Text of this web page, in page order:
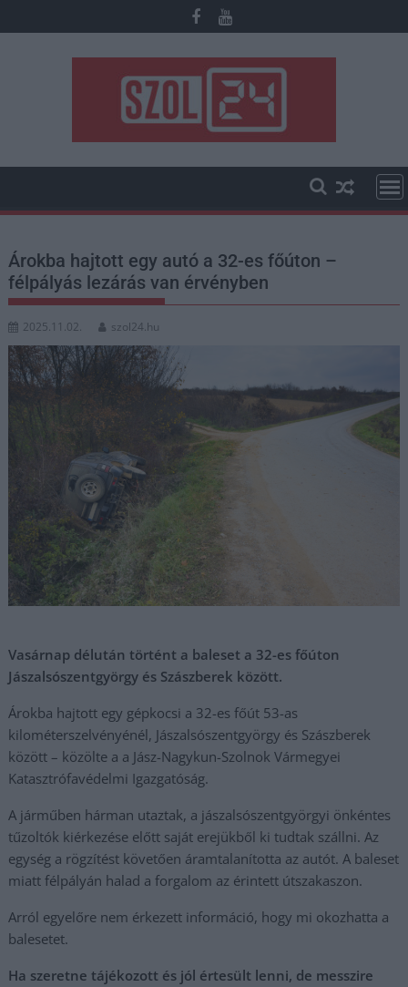
to
Árokba hajtott egy autó a 32-es főúton –
félpályás lezárás van érvényben
2025.11.02. szol24.hu
Vasárnap délután történt a baleset a 32-es főúton
Jászalsószentgyörgy és Szászberek között.
Árokba hajtott egy gépkocsi a 32-es főút 53-as
kilométerszelvényénél, Jászalsószentgyörgy és Szászberek
között – közölte a a Jász-Nagykun-Szolnok Vármegyei
Katasztrófavédelmi Igazgatóság.
A járműben hárman utaztak, a jászalsószentgyörgyi önkéntes
tűzoltók kiérkezése előtt saját erejükből ki tudtak szállni. Az
egység a rögzítést követően áramtalanította az autót. A baleset
miatt félpályán halad a forgalom az érintett útszakaszon.
Arról egyelőre nem érkezett információ, hogy mi okozhatta a
balesetet.
Ha szeretne tájékozott és jól értesült lenni, de messzire